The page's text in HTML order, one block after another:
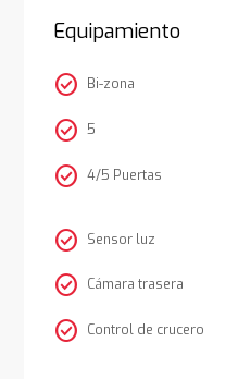
Equipamiento
check_circle Bi-zona
check_circle 5
check_circle 4/5 Puertas
check_circle Sensor luz
check_circle Cámara trasera
check_circle Control de crucero